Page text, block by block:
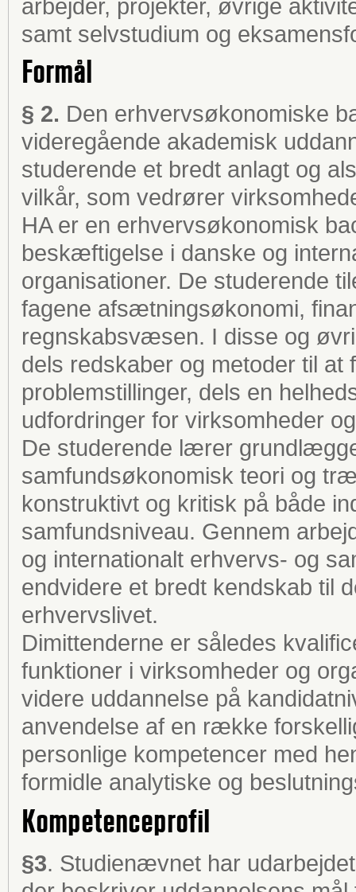
arbejder, projekter, øvrige
samt selvstudium og
Formål
§ 2. Den erhvervsøkonomiske
videregående akademisk
studerende et bredt anlagt og
vilkår, som vedrører
HA er en erhvervsøkonomisk
beskæftigelse i danske og
organisationer. De studerende
fagene afsætningsøkonomi,
regnskabsvæsen. I disse og
dels redskaber og metoder til
problemstillinger, dels en
udfordringer for virksomheder
De studerende lærer
samfundsøkonomisk teori og
konstruktivt og kritisk på både
samfundsniveau. Gennem
og internationalt erhvervs- og
endvidere et bredt kendskab til
erhvervslivet.
Dimittenderne er således
funktioner i virksomheder og
videre uddannelse på
anvendelse af en række
personlige kompetencer med
formidle analytiske og
Kompetenceprofil
§3. Studienævnet har